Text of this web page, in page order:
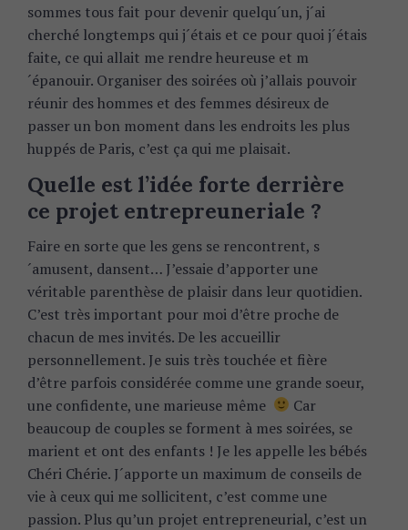
sommes tous fait pour devenir quelqu´un, j´ai
cherché longtemps qui j´étais et ce pour quoi j´étais
faite, ce qui allait me rendre heureuse et m
´épanouir. Organiser des soirées où j’allais pouvoir
réunir des hommes et des femmes désireux de
passer un bon moment dans les endroits les plus
huppés de Paris, c’est ça qui me plaisait.
Quelle est l’idée forte derrière
ce projet entrepreuneriale ?
Faire en sorte que les gens se rencontrent, s
´amusent, dansent… J’essaie d’apporter une
véritable parenthèse de plaisir dans leur quotidien.
C’est très important pour moi d’être proche de
chacun de mes invités. De les accueillir
personnellement. Je suis très touchée et fière
d’être parfois considérée comme une grande soeur,
une confidente, une marieuse même
Car
beaucoup de couples se forment à mes soirées, se
marient et ont des enfants ! Je les appelle les bébés
Chéri Chérie. J´apporte un maximum de conseils de
vie à ceux qui me sollicitent, c’est comme une
passion. Plus qu’un projet entrepreneurial, c’est un